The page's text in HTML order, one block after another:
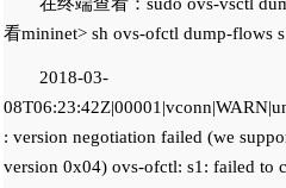
看mininet> sh ovs-ofctl dump-flows
2018-03-
: version negotiation failed (we
version 0x04) ovs-ofctl: s1: failed to